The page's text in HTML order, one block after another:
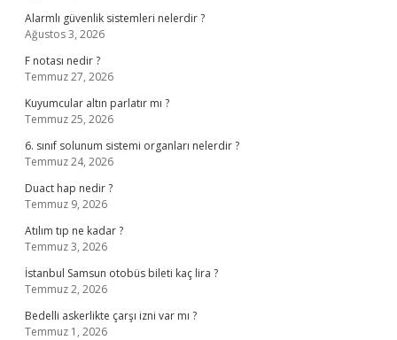
Alarmlı güvenlik sistemleri nelerdir ?
Ağustos 3, 2026
F notası nedir ?
Temmuz 27, 2026
Kuyumcular altın parlatır mı ?
Temmuz 25, 2026
6. sınıf solunum sistemi organları nelerdir ?
Temmuz 24, 2026
Duact hap nedir ?
Temmuz 9, 2026
Atılım tıp ne kadar ?
Temmuz 3, 2026
İstanbul Samsun otobüs bileti kaç lira ?
Temmuz 2, 2026
Bedelli askerlikte çarşı izni var mı ?
Temmuz 1, 2026